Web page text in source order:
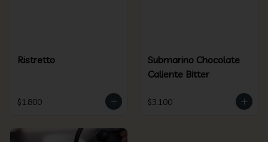
Ristretto
$1.800
Submarino Chocolate
Caliente Bitter
$3.100